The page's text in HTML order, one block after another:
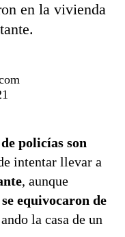
en la vivienda
policías son
intentar llevar a
, aunque
se equivocaron de
la casa de un